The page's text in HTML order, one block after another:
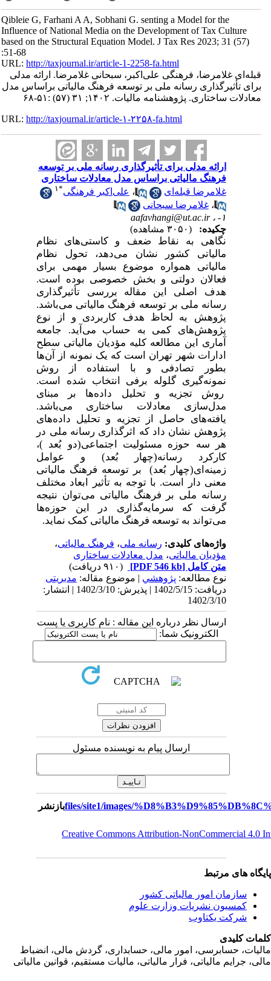
Qibleie G, Farhani A A, Sobhani G. senting a Model for the
Influence of National Media on the Development of Tax Culture
based on the Structural Equation Model. J Tax Res 2023; 31 (57)
:51-68
URL:http://taxjournal.ir/article-1-2258-fa.html
قبله‌ای غلامرضا، فرهنگی علی‌اکبر، سبحانی غلامرضا. ارائه مدلی
برای تأثیرگذاری رسانه ملی بر توسعه فرهنگ مالیاتی براساس مدل
معادلات ساختاری. پژوهشنامه مالیات. ۱۴۰۲; ۳۱ (۵۷) :۵۱-۶۸
URL:http://taxjournal.ir/article-۱-۲۲۵۸-fa.html
ارائه مدلی برای تأثیرگذاری رسانه ملی بر توسعه
فرهنگ مالیاتی براساس مدل معادلات ساختاری
غلامرضا قبله‌ای
،علی‌اکبر فرهنگی ۱
،غلامرضا سبحانی
aafavhangi@ut.ac.ir
چکیده:
نگاهی به نقاط ضعف و کاستی‌های نظام
مالیاتی کشور نشان می‌دهد، تحول نظام
مالیاتی همواره موضوع بسیار مهمی برای
فعالان دولتی و
بخش خصوصی بوده است.
هدف اصلی این مقاله بررسی تأثیرگذاری
رسانه ملی بر توسعه فرهنگ مالیاتی می‌باشد.
پژوهش به لحاظ هدف کاربردی و از نوع
پژوهش‌های کمی به حساب می‌آید. جامعه
آماری این مطالعه کلیه مؤدیان مالیاتی سطح
ادارات شهر تهران است که یک نمونه از آن‌‌ها
بطور تصادفی و با استفاده از
روش
نمونه‌گیری گلوله برفی انتخابشده است.
روش تجزیه و تحلیل داده‌ها بر مبنای
مدل‌سازی معادلات ساختاری می‌باشد.
یافته‌های حاصل از تجزیه و تحلیل داده‌های
پژوهش نشان داد که اثرگذاری ‌رسانه ملی در
هر سه حوزه مسئولیت اجتماعی(دو بُعد )،
کارکرد رسانه(چهار بُعد) و عوامل
زمینه‌ای(چهار بُعد) بر توسعه فرهنگ مالیاتی
معنی دار است. با توجه به تأثیر ابعاد مختلف
رسانه ملی بر فرهنگ مالیاتی می‌توان نتیجه
گرفت که سرمایه‌گذاری در این حوزه‌ها
می‌تواند به توسعه فرهنگ مالیاتی کمک نماید.
واژه‌های کلیدی:رسانه ملی،فرهنگ مالیاتی،
مؤدیان مالیاتی،مدل معادلات ساختاری
متن کامل[PDF 546 kb]
نوع مطالعه:پژوهشي| موضوع مقاله:مدیریتی
دریافت: 1402/5/15 | پذیرش: 1402/3/10 | انتشار:
1402/3/10
ارسال نظر درباره این مقاله : نام کاربری یا پست
الکترونیک شما:
ارسال پیام به نویسنده مسئول
بازنشر
Creative Commons Attribution-NonCommercial 4.0
های مرتبط
سازمان امور مالياتی کشور
کمسیون نشریات وزارت علوم
شرکت یکتاوب
کلیدی
حسابرسی، امور مالی، حسابداری، گردش مالی، انضباط
جرايم مالياتی، فرار مالياتی، ماليات مستقيم، قوانين مالياتی